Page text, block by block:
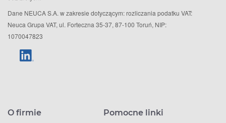
Dane NEUCA S.A. w zakresie dotyczącym: rozliczania podatku VAT:
Neuca Grupa VAT, ul. Forteczna 35-37, 87-100 Toruń, NIP:
1070047823
O firmie Pomocne linki